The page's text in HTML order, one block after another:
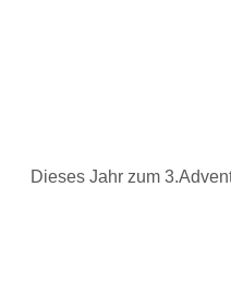
Dieses Jahr zum